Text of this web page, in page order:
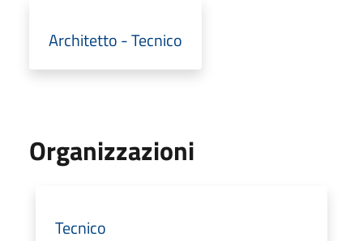
Architetto - Tecnico
Organizzazioni
Tecnico